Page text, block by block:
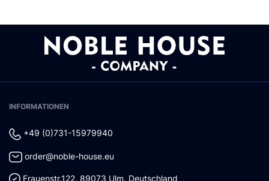
INFORMATIONEN
+49 (0)731-15979940
order@noble-house.eu
Frauenstr.122, 89073 Ulm, Deutschland